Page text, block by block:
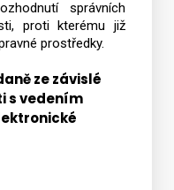
správních
proti kterému již
prostředky.
ze závislé
s vedením